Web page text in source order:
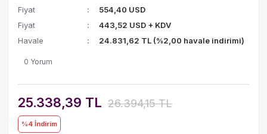
Fiyat
554,40 USD
Fiyat
443,52 USD + KDV
Havale
24.831,62 TL (%2,00 havale indirimi)
0 Yorum
25.338,39 TL 26.394,15 TL
%4 İndirim